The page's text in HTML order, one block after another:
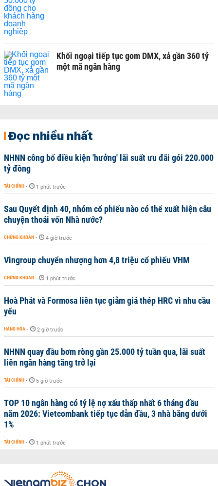
Khối ngoại tiếp tục gom DMX, xả gần 360 tỷ
một mã ngân hàng
Đọc nhiều nhất
NHNN công bố điều kiện 'hưởng' lãi suất ưu đãi gói 220.000
tỷ đồng
TÀI CHÍNH - 1 phút trước
Sau Quyết định 40, nhóm cổ phiếu nào có thể xuất hiện câu
chuyện thoái vốn Nhà nước?
CHỨNG KHOÁN - 4 giờ trước
Vingroup chuyển nhượng hơn 4,8 triệu cổ phiếu VHM
CHỨNG KHOÁN - 1 phút trước
Hoà Phát và Formosa liên tục giảm giá thép HRC vì nhu cầu
yếu
HÀNG HÓA - 2 giờ trước
NHNN quay đầu bơm ròng gần 25.000 tỷ tuần qua, lãi suất
liên ngân hàng tăng trở lại
TÀI CHÍNH - 5 giờ trước
TOP 10 ngân hàng có tỷ lệ nợ xấu thấp nhất 6 tháng đầu
năm 2026: Vietcombank tiếp tục dẫn đầu, 3 nhà băng dưới
1%
TÀI CHÍNH - 1 phút trước